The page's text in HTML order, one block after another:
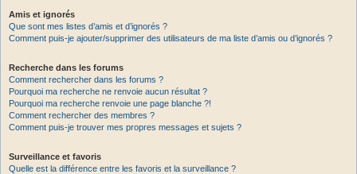
Amis et ignorés
Que sont mes listes d’amis et d’ignorés ?
Comment puis-je ajouter/supprimer des utilisateurs de ma liste d’amis ou d’ignorés ?
Recherche dans les forums
Comment rechercher dans les forums ?
Pourquoi ma recherche ne renvoie aucun résultat ?
Pourquoi ma recherche renvoie une page blanche ?!
Comment rechercher des membres ?
Comment puis-je trouver mes propres messages et sujets ?
Surveillance et favoris
Quelle est la différence entre les favoris et la surveillance ?